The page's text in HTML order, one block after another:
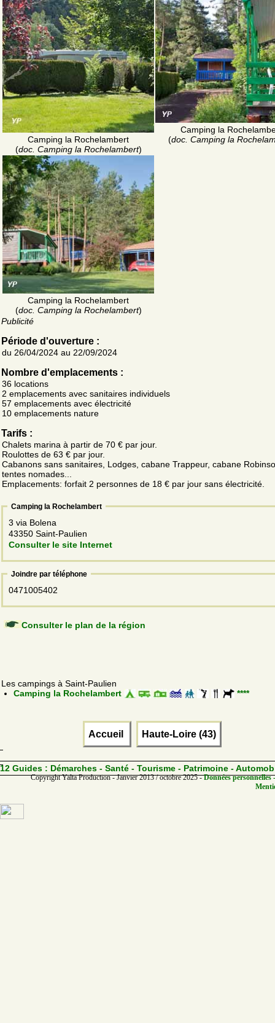
Camping la Rochelambert
(doc. Camping la Rochelambert)
Camping la
(doc. Camping la
Camping la Rochelambert
(doc. Camping la Rochelambert)
Publicité
Période d'ouverture :
du 26/04/2024 au 22/09/2024
Nombre d'emplacements :
36 locations
2 emplacements avec sanitaires individuels
57 emplacements avec électricité
10 emplacements nature
Tarifs :
Chalets marina à partir de 70 € par jour.
Roulottes de 63 € par jour.
Cabanons sans sanitaires, Lodges, cabane Trappeur, cabane
tentes nomades...
Emplacements: forfait 2 personnes de 18 € par jour sans électricité.
Camping la Rochelambert
3 via Bolena
43350 Saint-Paulien
Consulter le site Internet
Joindre par téléphone
0471005402
Consulter le plan de la région
Les campings à Saint-Paulien
Camping la Rochelambert
****
Accueil Haute-Loire (43)
12 Guides : Démarches - Santé - Tourisme - Patrimoine -
Copyright Yalta Production - Janvier 2013 / octobre 2025 -Données personnelles